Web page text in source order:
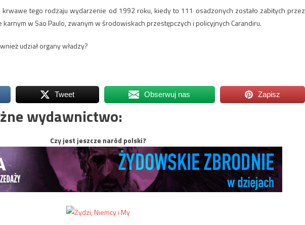
tego rodzaju wydarzenie od 1992 roku, kiedy to 111 osadzonych zostało zabitych przez
w Sao Paulo, zwanym w środowiskach przestępczych i policyjnych Carandiru.
udział organy władzy?
Tweet Obserwuj nas Zapisz
wydawnictwo:
Czy jest jeszcze naród polski?